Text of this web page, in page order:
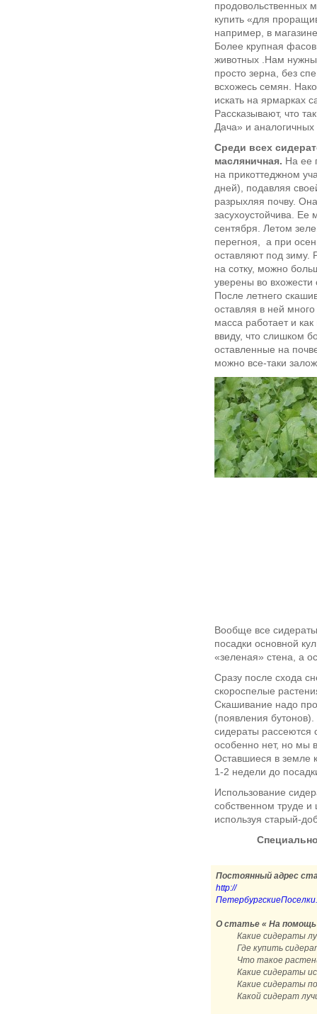
продовольственных
купить «для
например, в
Более крупная
животных .Нам
просто зерна, без
всхожесь семян.
искать на ярмарках
Рассказывают, что
Дача» и
Среди всех
масляничная. На ее
на прикоттеджном
дней), подавляя
разрыхляя почву.
засухоустойчива.
сентября. Летом
перегноя, а при
оставляют под зиму.
на сотку, можно
уверены во вхожести
После летнего
оставляя в ней
масса работает и
ввиду, что слишком
оставленные на
можно все-таки
Вообще все
посадки основной
«зеленая» стена, а
Сразу после схода
скороспелые
Скашивание надо
(появления
сидераты рассеются
особенно нет, но мы
Оставшиеся в земле
1-2 недели до
Использование
собственном труде и
используя старый-
Постоянный адрес
http://
О статье « На
Какие сидераты
Где купить
Что такое
Какие сидераты
Какие сидераты
Какой сидерат